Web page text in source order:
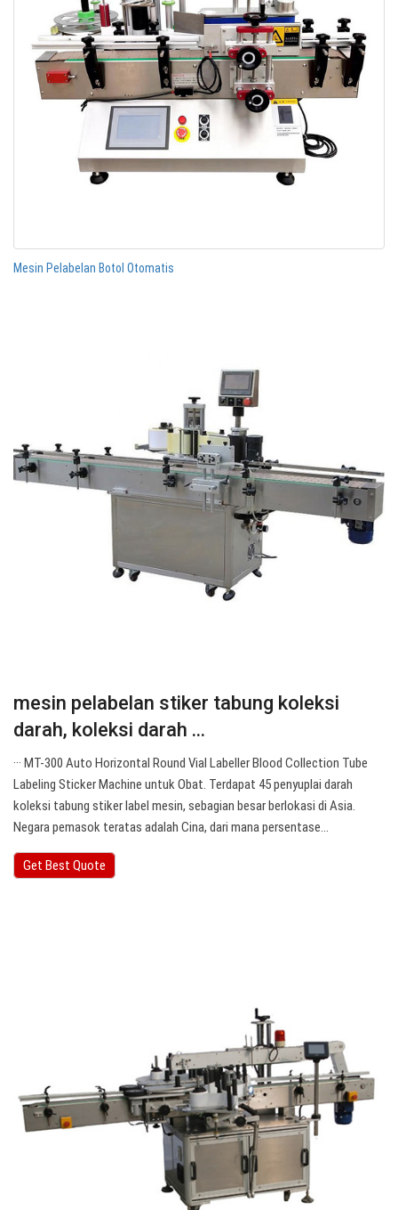
Mesin Pelabelan Botol Otomatis
mesin pelabelan stiker tabung koleksi
darah, koleksi darah ...
··· MT-300 Auto Horizontal Round Vial Labeller Blood Collection Tube
Labeling Sticker Machine untuk Obat. Terdapat 45 penyuplai darah
koleksi tabung stiker label mesin, sebagian besar berlokasi di Asia.
Negara pemasok teratas adalah Cina, dari mana persentase…
Get Best Quote